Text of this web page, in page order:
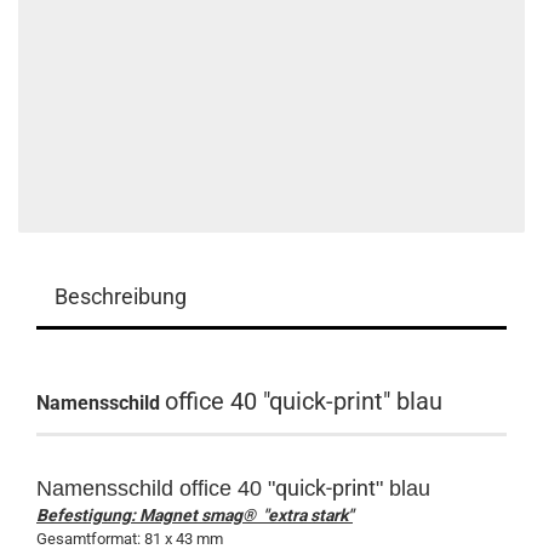
Beschreibung
Namensschild office 40 "quick-print" blau
Namensschild office 40 "quick-print" blau
Befestigung: Magnet smag® "extra stark"
Gesamtformat: 81 x 43 mm